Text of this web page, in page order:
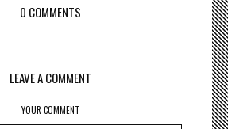
0 COMMENTS
LEAVE A COMMENT
YOUR COMMENT